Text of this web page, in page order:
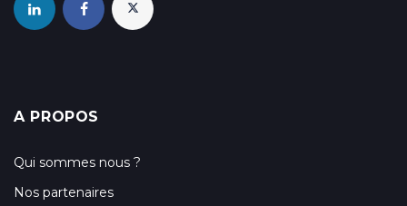
A PROPOS
Qui sommes nous ?
Nos partenaires